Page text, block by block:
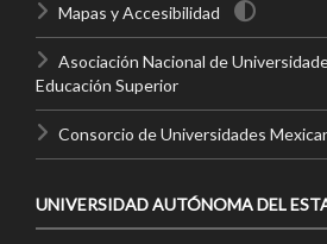
Mapas y Accesibilidad
Asociación Nacional de
Educación Superior
Consorcio de Universidades
UNIVERSIDAD AUTÓNOMA DEL